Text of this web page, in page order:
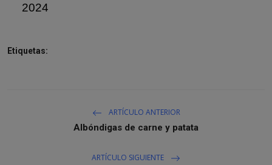
2024
Etiquetas:
ARTÍCULO ANTERIOR
Albóndigas de carne y patata
ARTÍCULO SIGUIENTE